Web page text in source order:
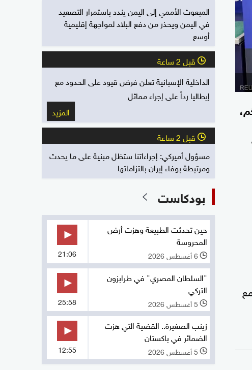
المبعوث الأممي إلى اليمن يندد باستمرار التصعيد
في اليمن ويحذر من دفع البلاد لمواجهة إقليمية
أوسع
l قبل 2 ساعة
الداخلية الإسبانية تعلن فرض قيود على الحدود مع
إيطاليا رداً على إجراء مماثل
المزيد
l قبل 2 ساعة
مسؤول أميركي: إجراءاتنا ستظل مبنية على ما يحدث
ومرتبطة بوفاء إيران بالتزاماتها
بودكاست
حين تحدثت الطبيعة وهزت أرض
المحروسة
l 6 أغسطس 2026 21:06
"السلطان المصري" في طرابزون
التركي
l 5 أغسطس 2026 25:58
زينب الصغيرة.. القضية التي هزت
الضمائر في باكستان
l 5 أغسطس 2026 12:55